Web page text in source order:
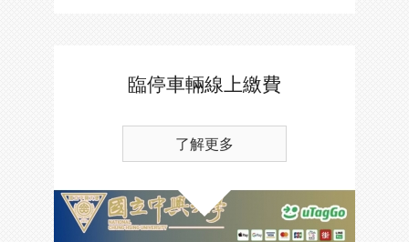
臨停車輛線上繳費
了解更多